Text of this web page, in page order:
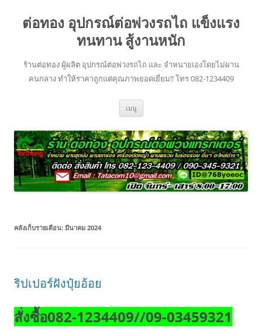
เนื้อหา
ต่อทอง อุปกรณ์ต่อพ่วงรถไถ แข็งแรง
ทนทาน สู้งานหนัก
ร้านต่อทอง ผู้ผลิต อุปกรณ์ต่อพ่วงรถไถ และ จำหนายเองโดยไม่ผาน
คนกลาง ทำให้ราคาถูกแต่คุณภาพยอดเยี่ยม!! โทร 082-1234409
เมนู
คลังเก็บรายเดือน: มีนาคม 2024
ริปเปอร์ฝังปุ๋ยอ้อย
สั่งซื้อ082-1234409//09-03459321